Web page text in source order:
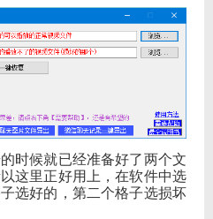
时候就已经准备好了两个文
这里正好用上，在软件中选
选好的，第二个格子选损坏